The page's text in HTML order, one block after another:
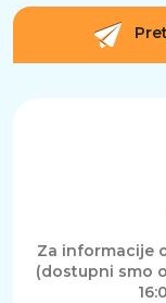
Za informacije
(dostupni smo